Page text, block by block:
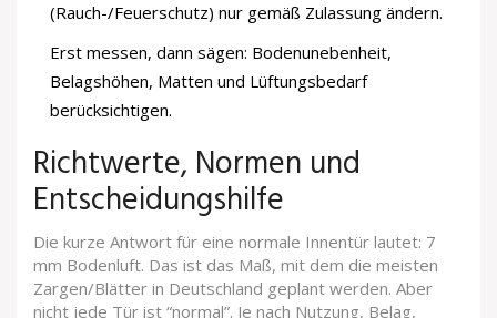
(Rauch-/Feuerschutz) nur gemäß Zulassung ändern.
Erst messen, dann sägen: Bodenunebenheit,
Belagshöhen, Matten und Lüftungsbedarf
berücksichtigen.
Richtwerte, Normen und
Entscheidungshilfe
Die kurze Antwort für eine normale Innentür lautet: 7
mm Bodenluft. Das ist das Maß, mit dem die meisten
Zargen/Blätter in Deutschland geplant werden. Aber
nicht jede Tür ist “normal”. Je nach Nutzung, Belag,